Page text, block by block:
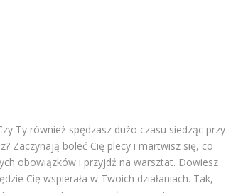
Ty również spędzasz dużo czasu siedząc przy
Zaczynają boleć Cię plecy i martwisz się, co
obowiązków i przyjdź na warsztat. Dowiesz
Cię wspierała w Twoich działaniach. Tak,